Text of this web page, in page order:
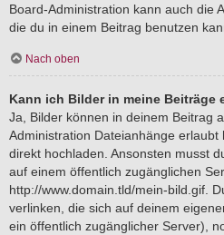
Board-Administration kann auch die
die du in einem Beitrag benutzen
Nach oben
Kann ich Bilder in meine Beiträge
Ja, Bilder können in deinem Beitrag
Administration Dateianhänge erlaubt
direkt hochladen. Ansonsten musst
auf einem öffentlich zugänglichen
http://www.domain.tld/mein-bild.gif.
verlinken, die sich auf deinem
ein öffentlich zugänglicher Server),